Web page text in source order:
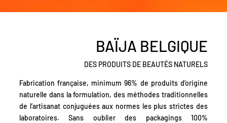
BAÏJA BELGIQUE
DES PRODUITS DE BEAUTÉS NATURELS
Fabrication française, minimum 96% de produits d’origine
naturelle dans la formulation, des méthodes traditionnelles
de l’artisanat conjuguées aux normes les plus strictes des
laboratoires. Sans oublier des packagings 100%